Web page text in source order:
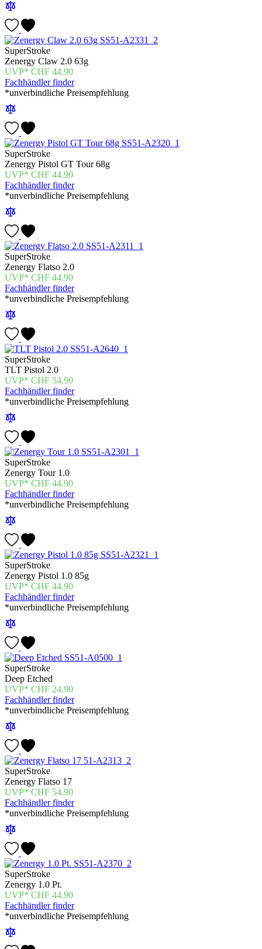
SuperStroke
Zenergy Claw 2.0 63g
CHF 44.90
Fachhändler finder
*unverbindliche Preisempfehlung
SuperStroke
Zenergy Pistol GT Tour 68g
CHF 44.90
Fachhändler finder
*unverbindliche Preisempfehlung
SuperStroke
Zenergy Flatso 2.0
CHF 44.90
Fachhändler finder
*unverbindliche Preisempfehlung
SuperStroke
TLT Pistol 2.0
CHF 54.90
Fachhändler finder
*unverbindliche Preisempfehlung
SuperStroke
Zenergy Tour 1.0
CHF 44.90
Fachhändler finder
*unverbindliche Preisempfehlung
SuperStroke
Zenergy Pistol 1.0 85g
CHF 44.90
Fachhändler finder
*unverbindliche Preisempfehlung
SuperStroke
Deep Etched
CHF 24.90
Fachhändler finder
*unverbindliche Preisempfehlung
SuperStroke
Zenergy Flatso 17
CHF 54.90
Fachhändler finder
*unverbindliche Preisempfehlung
SuperStroke
Zenergy 1.0 Pt.
CHF 44.90
Fachhändler finder
*unverbindliche Preisempfehlung